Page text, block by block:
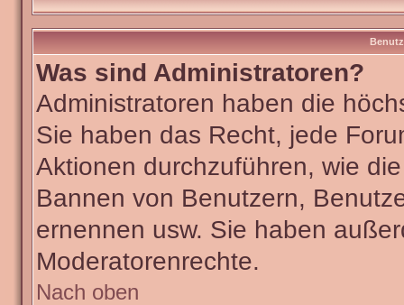
Was sind Administratoren?
Administratoren haben die
Sie haben das Recht, jede
Aktionen durchzuführen, wie
Bannen von Benutzern,
ernennen usw. Sie haben
Moderatorenrechte.
Nach oben